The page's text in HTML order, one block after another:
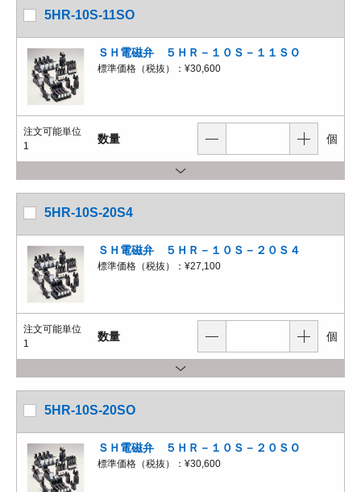
5HR-10S-11SO
ＳＨ電磁弁 ５ＨＲ－１０Ｓ－１１ＳＯ
標準価格（税抜）： ¥30,600
注文可能単位
1
数量 個
5HR-10S-20S4
ＳＨ電磁弁 ５ＨＲ－１０Ｓ－２０Ｓ４
標準価格（税抜）： ¥27,100
注文可能単位
1
数量 個
5HR-10S-20SO
ＳＨ電磁弁 ５ＨＲ－１０Ｓ－２０ＳＯ
標準価格（税抜）： ¥30,600